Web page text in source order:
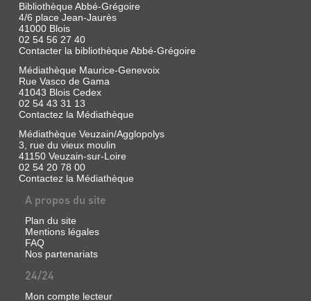
Bibliothèque Abbé-Grégoire
4/6 place Jean-Jaurès
41000 Blois
02 54 56 27 40
Contacter la bibliothèque Abbé-Grégoire
Médiathèque Maurice-Genevoix
Rue Vasco de Gama
41043 Blois Cedex
02 54 43 31 13
Contactez la Médiathèque
Médiathèque Veuzain/Agglopolys
3, rue du vieux moulin
41150 Veuzain-sur-Loire
02 54 20 78 00
Contactez la Médiathèque
A propos du site
Plan du site
Mentions légales
FAQ
Nos partenariats
24/24
Mon compte lecteur